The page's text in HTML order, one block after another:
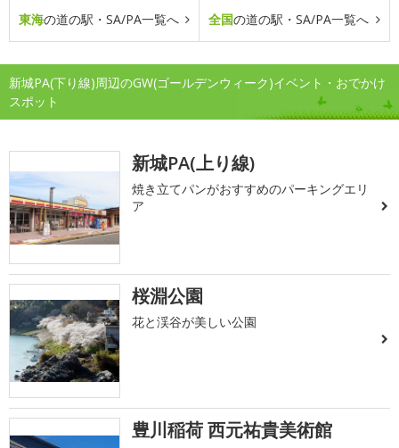
東海の道の駅・SA/PA一覧へ 全国の道の駅・SA/PA一覧へ
新城PA(下り線)周辺のGW(ゴールデンウィーク)イベント・おでかけ
スポット
新城PA(上り線)
焼き立てパンがおすすめのパーキングエリ
ア
桜淵公園
花と渓谷が美しい公園
豊川稲荷 西元祐貴美術館